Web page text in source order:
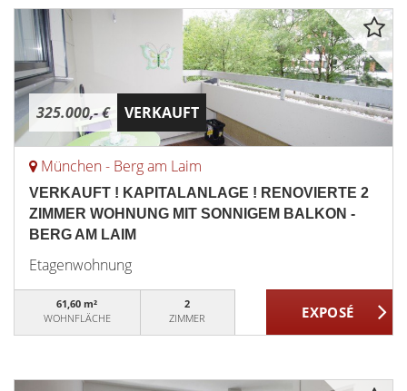
325.000,- € VERKAUFT
München - Berg am Laim
VERKAUFT ! KAPITALANLAGE ! RENOVIERTE 2
ZIMMER WOHNUNG MIT SONNIGEM BALKON -
BERG AM LAIM
Etagenwohnung
61,60 m²
WOHNFLÄCHE
2
ZIMMER